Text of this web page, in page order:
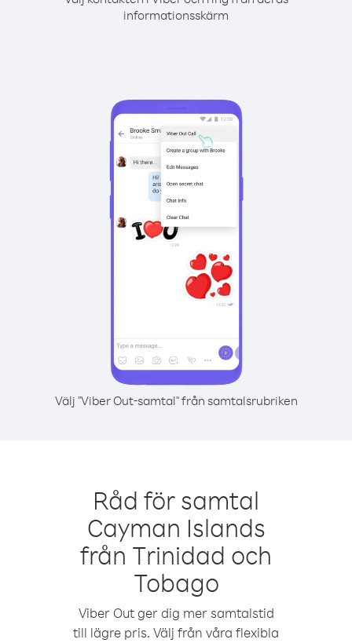
informationsskärm
Välj "Viber Out-samtal" från samtalsrubriken
Råd för samtal
Cayman Islands
från Trinidad och
Tobago
Viber Out ger dig mer samtalstid
till lägre pris. Välj från våra flexibla